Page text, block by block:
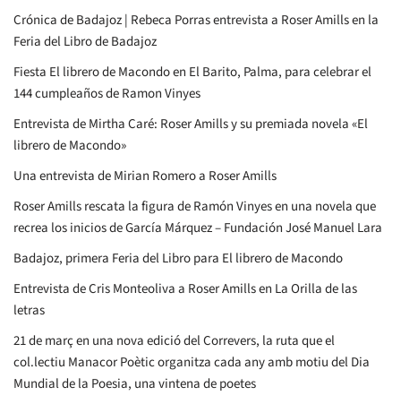
Crónica de Badajoz | Rebeca Porras entrevista a Roser Amills en la
Feria del Libro de Badajoz
Fiesta El librero de Macondo en El Barito, Palma, para celebrar el
144 cumpleaños de Ramon Vinyes
Entrevista de Mirtha Caré: Roser Amills y su premiada novela «El
librero de Macondo»
Una entrevista de Mirian Romero a Roser Amills
Roser Amills rescata la figura de Ramón Vinyes en una novela que
recrea los inicios de García Márquez – Fundación José Manuel Lara
Badajoz, primera Feria del Libro para El librero de Macondo
Entrevista de Cris Monteoliva a Roser Amills en La Orilla de las
letras
21 de març en una nova edició del Correvers, la ruta que el
col.lectiu Manacor Poètic organitza cada any amb motiu del Dia
Mundial de la Poesia, una vintena de poetes